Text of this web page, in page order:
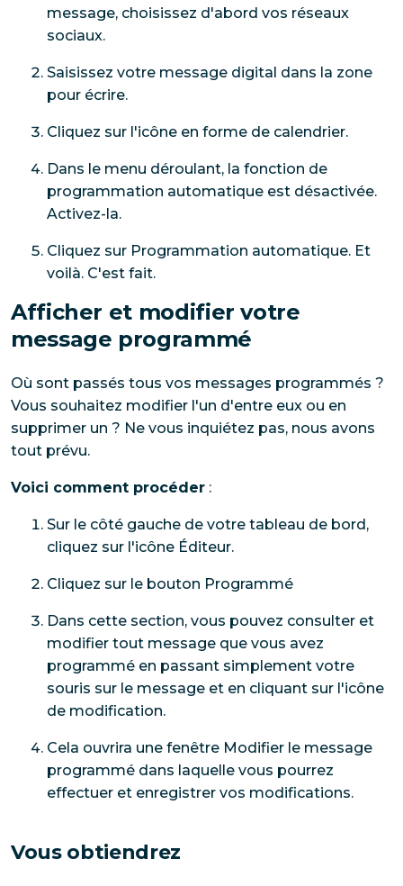
message, choisissez d'abord vos réseaux
sociaux.
Saisissez votre message digital dans la zone
pour écrire.
Cliquez sur l'icône en forme de calendrier.
Dans le menu déroulant, la fonction de
programmation automatique est désactivée.
Activez-la.
Cliquez sur Programmation automatique. Et
voilà. C'est fait.
Afficher et modifier votre
message programmé
Où sont passés tous vos messages programmés ?
Vous souhaitez modifier l'un d'entre eux ou en
supprimer un ? Ne vous inquiétez pas, nous avons
tout prévu.
Voici comment procéder :
Sur le côté gauche de votre tableau de bord,
cliquez sur l'icône Éditeur.
Cliquez sur le bouton Programmé
Dans cette section, vous pouvez consulter et
modifier tout message que vous avez
programmé en passant simplement votre
souris sur le message et en cliquant sur l'icône
de modification.
Cela ouvrira une fenêtre Modifier le message
programmé dans laquelle vous pourrez
effectuer et enregistrer vos modifications.
Vous obtiendrez